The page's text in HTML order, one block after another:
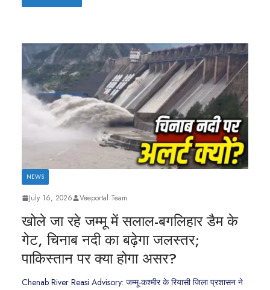
NEWS
July 16, 2026 Veeportal Team
खोले जा रहे जम्मू में सलाल-बगलिहार डैम के
गेट, चिनाब नदी का बढ़ेगा जलस्तर;
पाकिस्तान पर क्या होगा असर?
Chenab River Reasi Advisory: जम्मू-कश्मीर के रियासी जिला प्रशासन ने